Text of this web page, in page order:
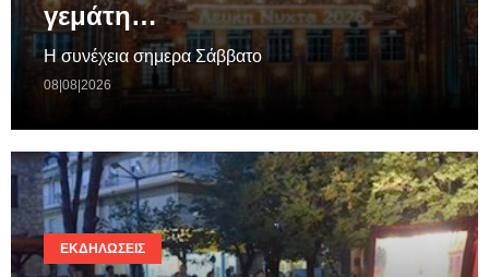
γεμάτη…
Η συνέχεια σημερα Σάββατο
08|08|2026
ΕΚΔΗΛΏΣΕΙΣ